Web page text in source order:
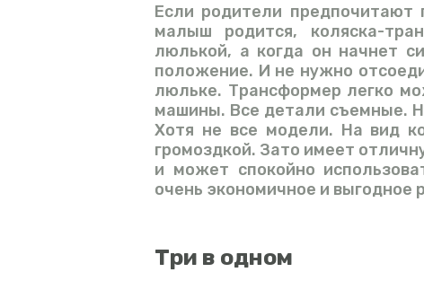
Если родители предпочитают
малыш родится, коляска-
люлькой, а когда он начнет
положение. И не нужно
люльке. Трансформер легко
машины. Все детали съемные.
Хотя не все модели. На вид
громоздкой. Зато имеет
и может спокойно
очень экономичное и выгодное
Три в одном